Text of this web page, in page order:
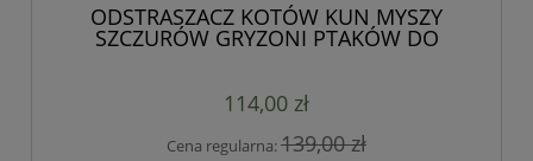
ODSTRASZACZ KOTÓW KUN MYSZY
SZCZURÓW GRYZONI PTAKÓW DO
114,00 zł
Cena regularna:139,00 zł